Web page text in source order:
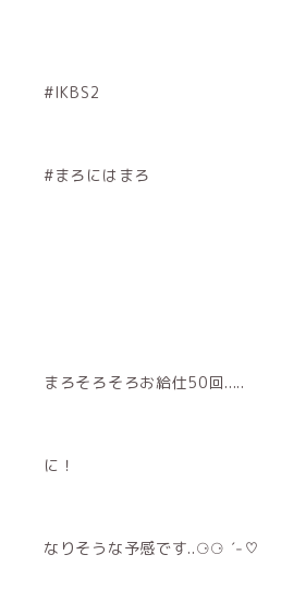
#IKBS2
#まろにはまろ
まろそろそろお給仕50回.....
に！
なりそうな予感です..⚆⚆ ˊ˗♡